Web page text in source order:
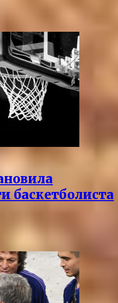
баскетболиста